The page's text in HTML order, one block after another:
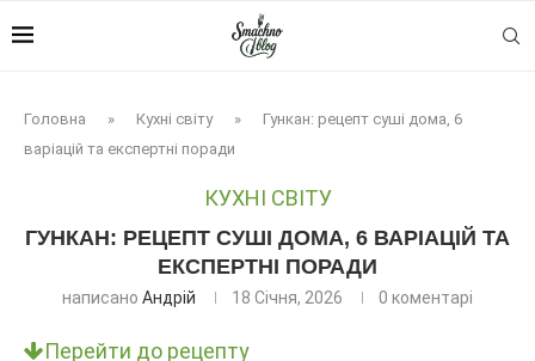
Головна » Кухні світу »
Гункан: рецепт суші дома, 6
варіацій та експертні поради
КУХНІ СВІТУ
ГУНКАН: РЕЦЕПТ СУШІ ДОМА, 6 ВАРІАЦІЙ ТА
ЕКСПЕРТНІ ПОРАДИ
написано Андрій 18 Січня, 2026 0 коментарі
Перейти до рецепту